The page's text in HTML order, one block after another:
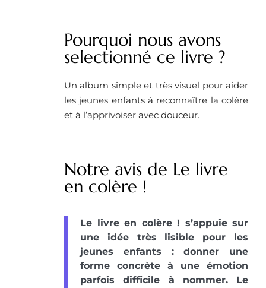
Pourquoi nous avons
selectionné ce livre ?
Un album simple et très visuel pour aider
les jeunes enfants à reconnaître la colère
et à l’apprivoiser avec douceur.
Notre avis de Le livre
en colère !
Le livre en colère ! s’appuie sur
une idée très lisible pour les
jeunes enfants : donner une
forme concrète à une émotion
parfois difficile à nommer. Le